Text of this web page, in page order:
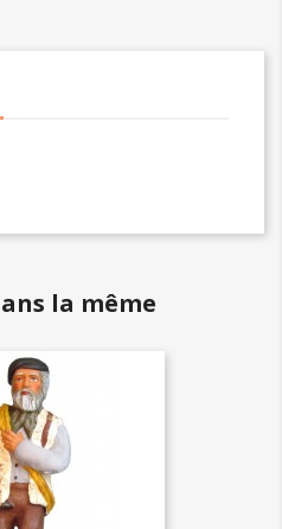
la même